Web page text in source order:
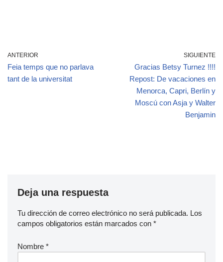
ANTERIOR
Feia temps que no parlava
tant de la universitat
SIGUIENTE
Gracias Betsy Turnez !!!!
Repost: De vacaciones en
Menorca, Capri, Berlín y
Moscú con Asja y Walter
Benjamin
Deja una respuesta
Tu dirección de correo electrónico no será publicada. Los
campos obligatorios están marcados con *
Nombre *